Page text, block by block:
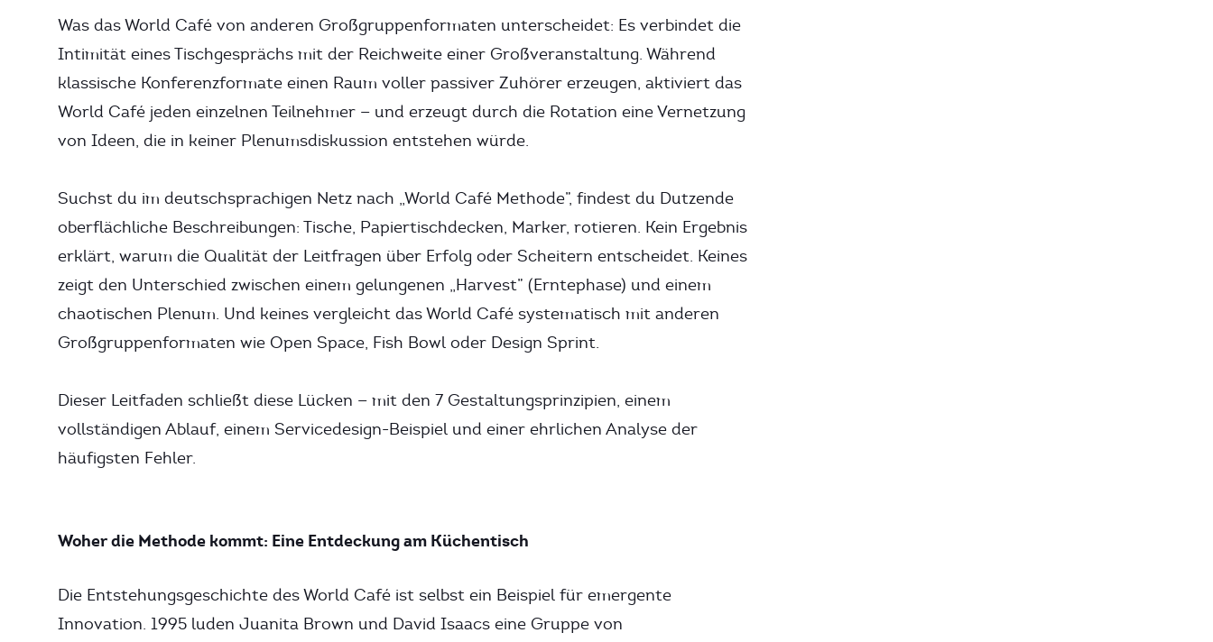
Was das World Café von anderen Großgruppenformaten unterscheidet: Es verbindet die
Intimität eines Tischgesprächs mit der Reichweite einer Großveranstaltung. Während
klassische Konferenzformate einen Raum voller passiver Zuhörer erzeugen, aktiviert das
World Café jeden einzelnen Teilnehmer — und erzeugt durch die Rotation eine Vernetzung
von Ideen, die in keiner Plenumsdiskussion entstehen würde.
Suchst du im deutschsprachigen Netz nach „World Café Methode”, findest du Dutzende
oberflächliche Beschreibungen: Tische, Papiertischdecken, Marker, rotieren. Kein Ergebnis
erklärt, warum die Qualität der Leitfragen über Erfolg oder Scheitern entscheidet. Keines
zeigt den Unterschied zwischen einem gelungenen „Harvest” (Erntephase) und einem
chaotischen Plenum. Und keines vergleicht das World Café systematisch mit anderen
Großgruppenformaten wie Open Space, Fish Bowl oder Design Sprint.
Dieser Leitfaden schließt diese Lücken — mit den 7 Gestaltungsprinzipien, einem
vollständigen Ablauf, einem Servicedesign-Beispiel und einer ehrlichen Analyse der
häufigsten Fehler.
Woher die Methode kommt: Eine Entdeckung am Küchentisch
Die Entstehungsgeschichte des World Café ist selbst ein Beispiel für emergente
Innovation. 1995 luden Juanita Brown und David Isaacs eine Gruppe von